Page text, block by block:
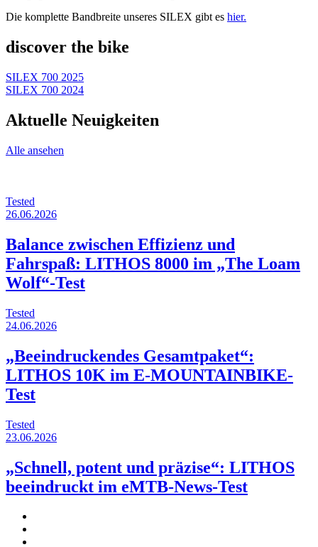
Die komplette Bandbreite unseres SILEX gibt es hier.
discover the bike
SILEX 700 2025
SILEX 700 2024
Aktuelle Neuigkeiten
Alle ansehen
Tested
26.06.2026
Balance zwischen Effizienz und
Fahrspaß: LITHOS 8000 im „The Loam
Wolf“-Test
Tested
24.06.2026
„Beeindruckendes Gesamtpaket“:
LITHOS 10K im E-MOUNTAINBIKE-
Test
Tested
23.06.2026
„Schnell, potent und präzise“: LITHOS
beeindruckt im eMTB-News-Test